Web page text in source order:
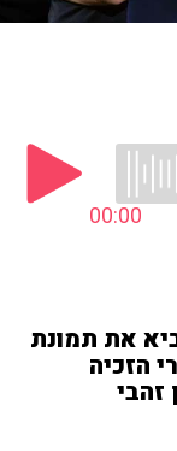
00:00
את תמונת
הזכיה
זהבי